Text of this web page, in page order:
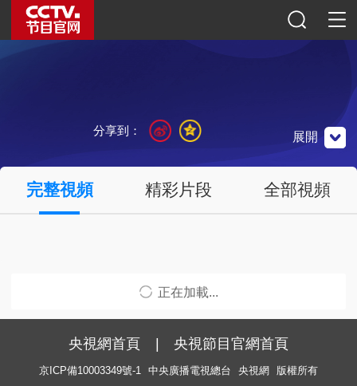
央視影音 體育微博
點擊關注
體育公眾號
展開
分享到：
完整視頻 精彩片段 全部視頻
正在加載...
央視網首頁 | 央視節目官網首頁
京ICP備10003349號-1 中央廣播電視總台 央視網 版權所有